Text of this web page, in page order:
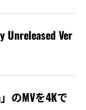
Unreleased Ver
のMVを4Kで